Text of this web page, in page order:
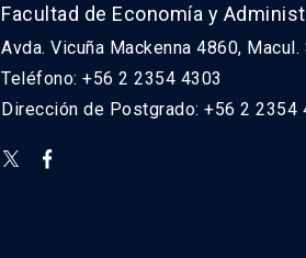
Facultad de Economía y
Avda. Vicuña Mackenna 4860,
Teléfono: +56 2 2354 4303
Dirección de Postgrado: +56 2 2354